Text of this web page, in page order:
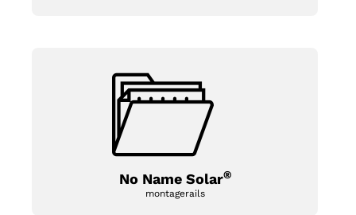
No Name Solar®
montagerails